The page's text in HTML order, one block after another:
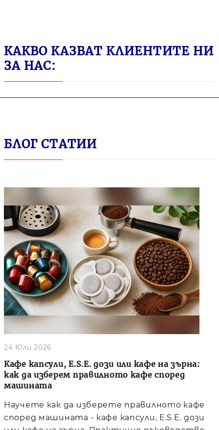
КАКВО КАЗВАТ КЛИЕНТИТЕ НИ
ЗА НАС:
БЛОГ СТАТИИ
Кафе капсули, E.S.E. дози или кафе на зърна:
как да изберем правилното кафе според
машината
24 Юли 2026
Научете как да изберете правилното кафе
според машината - кафе капсули, E.S.E. дози